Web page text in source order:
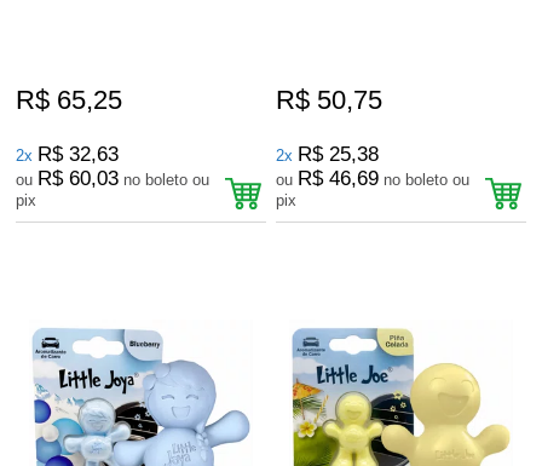
R$ 65,25
2x R$ 32,63
ou R$ 60,03 no boleto ou
pix
R$ 50,75
2x R$ 25,38
ou R$ 46,69 no boleto ou
pix